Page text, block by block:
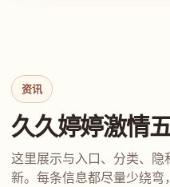
资讯
久久婷婷激情
这里展示与入口、分类、
新。每条信息都尽量少绕弯